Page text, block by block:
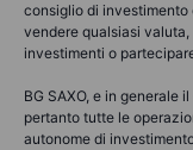
consiglio di
vendere qualsiasi
investimenti o
BG SAXO, e in generale
pertanto tutte le
autonome di